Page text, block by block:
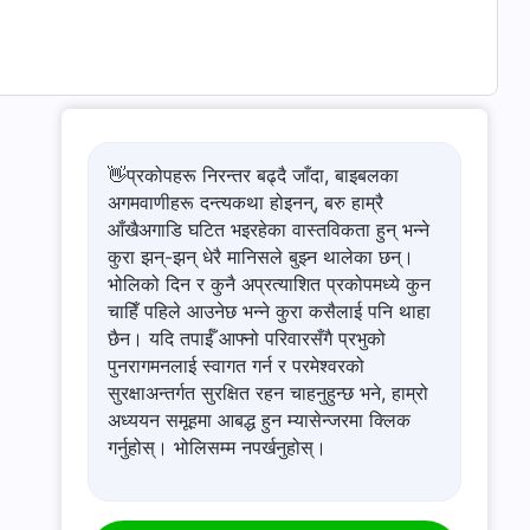
👋प्रकोपहरू निरन्तर बढ्दै जाँदा, बाइबलका
अगमवाणीहरू दन्त्यकथा होइनन्, बरु हाम्रै
आँखैअगाडि घटित भइरहेका वास्तविकता हुन् भन्ने
कुरा झन्-झन् धेरै मानिसले बुझ्न थालेका छन्।
भोलिको दिन र कुनै अप्रत्याशित प्रकोपमध्ये कुन
चाहिँ पहिले आउनेछ भन्ने कुरा कसैलाई पनि थाहा
छैन। यदि तपाईँ आफ्नो परिवारसँगै प्रभुको
पुनरागमनलाई स्वागत गर्न र परमेश्‍वरको
सुरक्षाअन्तर्गत सुरक्षित रहन चाहनुहुन्छ भने, हाम्रो
अध्ययन समूहमा आबद्ध हुन म्यासेन्जरमा क्लिक
गर्नुहोस्। भोलिसम्म नपर्खनुहोस्।